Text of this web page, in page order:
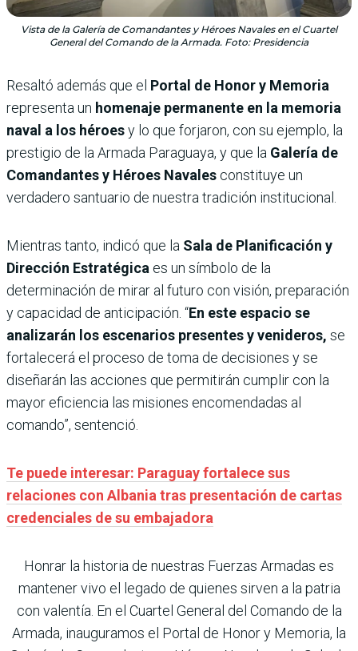
Vista de la Galería de Comandantes y Héroes Navales en el Cuartel
General del Comando de la Armada. Foto: Presidencia
Resaltó además que el Portal de Honor y Memoria
representa un homenaje permanente en la memoria
naval a los héroesy lo que forjaron, con su ejemplo, la
prestigio de la Armada Paraguaya, y que la Galería de
Comandantes y Héroes Navales constituye un
verdadero santuario de nuestra tradición institucional.
Mientras tanto, indicó que la Sala de Planificación y
Dirección Estratégica es un símbolo de la
determinación de mirar al futuro con visión, preparación
y capacidad de anticipación. “En este espacio se
analizarán los escenarios presentes y venideros, se
fortalecerá el proceso de toma de decisiones y se
diseñarán las acciones que permitirán cumplir con la
mayor eficiencia las misiones encomendadas al
comando”, sentenció.
Te puede interesar: Paraguay fortalece sus
relaciones con Albania tras presentación de cartas
credenciales de su embajadora
Honrar la historia de nuestras Fuerzas Armadas es
mantener vivo el legado de quienes sirven a la patria
con valentía. En el Cuartel General del Comando de la
Armada, inauguramos el Portal de Honor y Memoria, la